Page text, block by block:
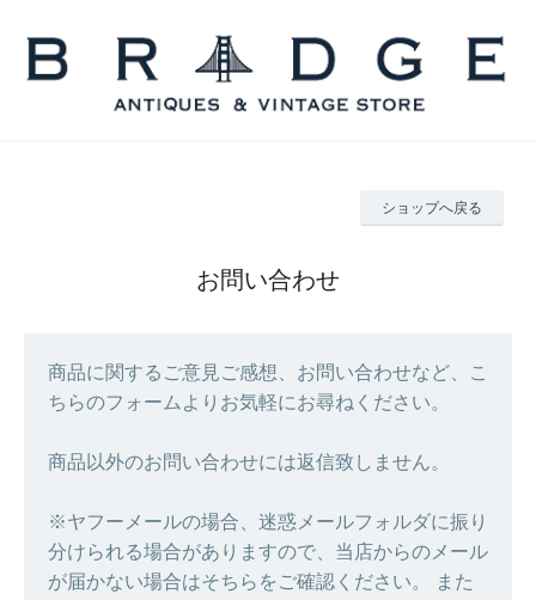
ショップへ戻る
お問い合わせ
商品に関するご意見ご感想、お問い合わせなど、こ
ちらのフォームよりお気軽にお尋ねください。
商品以外のお問い合わせには返信致しません。
※ヤフーメールの場合、迷惑メールフォルダに振り
分けられる場合がありますので、当店からのメール
が届かない場合はそちらをご確認ください。 また